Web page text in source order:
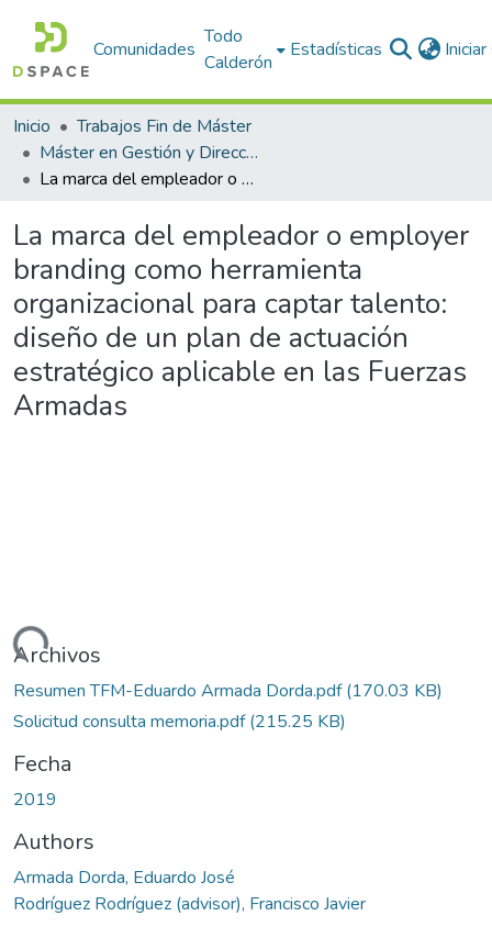
Comunidades
Todo
Calderón
Estadísticas
Inicio
Trabajos Fin de Máster
Máster en Gestión y Dirección de Sistemas y Tecnologías de la Información y las Comunicaciones y de Seguridad de la Información (GSTICS). Curso 2018-19
La marca del empleador o employer branding como herramienta organizacional para captar talento: diseño de un plan de actuación estratégico aplicable en las Fuerzas Armadas
La marca del empleador o employer
branding como herramienta
organizacional para captar talento:
diseño de un plan de actuación
estratégico aplicable en las Fuerzas
Armadas
Archivos
Resumen TFM-Eduardo Armada Dorda.pdf(170.03 KB)
Solicitud consulta memoria.pdf(215.25 KB)
Fecha
2019
Authors
Armada Dorda, Eduardo José
Rodríguez Rodríguez (advisor), Francisco Javier